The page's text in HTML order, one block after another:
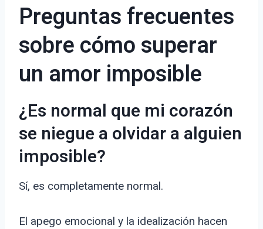
Preguntas frecuentes
sobre cómo superar
un amor imposible
¿Es normal que mi corazón
se niegue a olvidar a alguien
imposible?
Sí, es completamente normal.
El apego emocional y la idealización hacen